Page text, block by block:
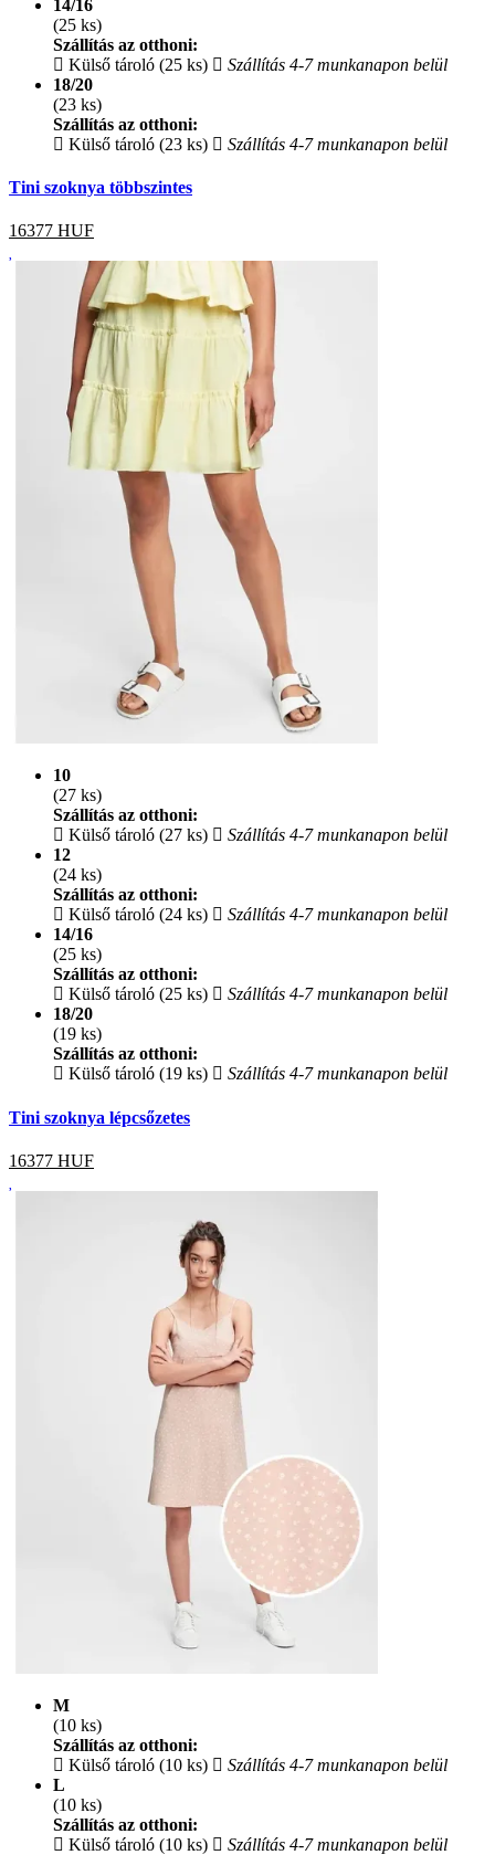
14/16
(25 ks)
Szállítás az otthoni:
Külső tároló (25 ks)
Szállítás 4-7 munkanapon belül
18/20
(23 ks)
Szállítás az otthoni:
Külső tároló (23 ks)
Szállítás 4-7 munkanapon belül
Tini szoknya többszintes
16377 HUF
10
(27 ks)
Szállítás az otthoni:
Külső tároló (27 ks)
Szállítás 4-7 munkanapon belül
12
(24 ks)
Szállítás az otthoni:
Külső tároló (24 ks)
Szállítás 4-7 munkanapon belül
14/16
(25 ks)
Szállítás az otthoni:
Külső tároló (25 ks)
Szállítás 4-7 munkanapon belül
18/20
(19 ks)
Szállítás az otthoni:
Külső tároló (19 ks)
Szállítás 4-7 munkanapon belül
Tini szoknya lépcsőzetes
16377 HUF
M
(10 ks)
Szállítás az otthoni:
Külső tároló (10 ks)
Szállítás 4-7 munkanapon belül
L
(10 ks)
Szállítás az otthoni:
Külső tároló (10 ks)
Szállítás 4-7 munkanapon belül